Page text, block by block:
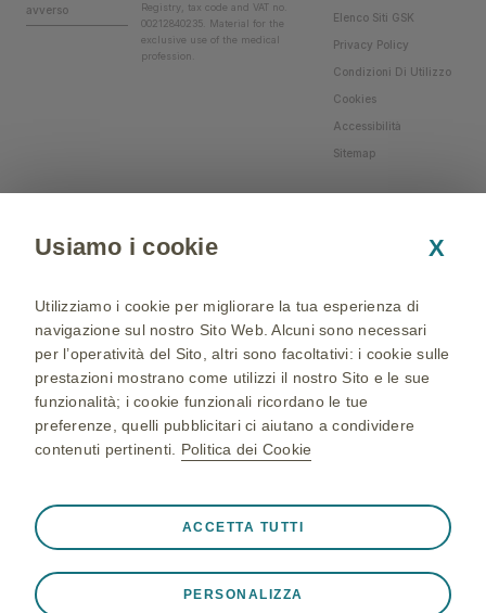
avverso
Registry, tax code and VAT no.
00212840235. Material for the
exclusive use of the medical
profession.
Elenco Siti GSK
Privacy Policy
Condizioni Di Utilizzo
Cookies
Accessibilità
Sitemap
group of companies. All Rights Reserved - Production and
realization: QBGROUP srl
Usiamo i cookie X
Utilizziamo i cookie per migliorare la tua esperienza di
navigazione sul nostro Sito Web. Alcuni sono necessari
per l’operatività del Sito, altri sono facoltativi: i cookie sulle
prestazioni mostrano come utilizzi il nostro Sito e le sue
funzionalità; i cookie funzionali ricordano le tue
preferenze, quelli pubblicitari ci aiutano a condividere
contenuti pertinenti. Politica dei Cookie
❮
ad esempio per memorizzare i dati della sessione durante
una visita al Sito, per gestire le preferenze sui cookie e
PERSONALIZZA
ACCETTA TUTTI